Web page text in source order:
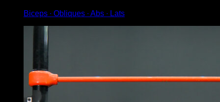
Biceps ∙ Obliques ∙ Abs ∙ Lats